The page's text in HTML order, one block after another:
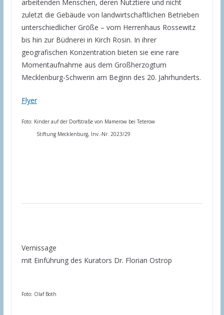
arbeitenden Menschen, deren Nutztiere und nicht
zuletzt die Gebäude von landwirtschaftlichen Betrieben
unterschiedlicher Größe – vom Herrenhaus Rossewitz
bis hin zur Büdnerei in Kirch Rosin. In ihrer
geografischen Konzentration bieten sie eine rare
Momentaufnahme aus dem Großherzogtum
Mecklenburg-Schwerin am Beginn des 20. Jahrhunderts.
Flyer
Foto: Kinder auf der Dorfstraße von Mamerow bei Teterow
Stiftung Mecklenburg, Inv.-Nr. 2023/29
Vernissage
mit Einführung des Kurators Dr. Florian Ostrop
Foto: Olaf Both